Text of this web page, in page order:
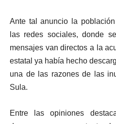
Ante tal anuncio la
las redes sociales, donde
mensajes van directos a la
estatal ya había hecho
una de las razones de las
Sula.
Entre las opiniones